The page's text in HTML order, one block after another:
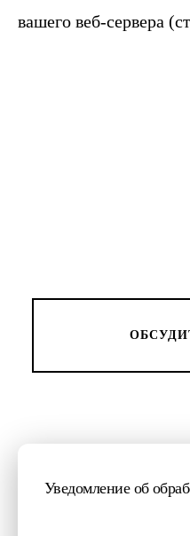
вашего веб-сервера
+7 (812) 424-42-31
Уведомление об